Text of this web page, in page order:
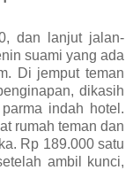
dan lanjut jalan-
suami yang ada
Di jemput teman
dikasih
indah hotel.
rumah teman dan
Rp 189.000 satu
ambil kunci,